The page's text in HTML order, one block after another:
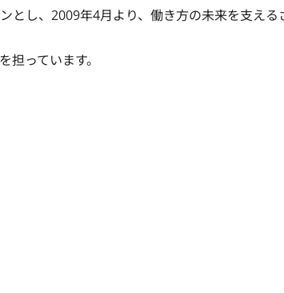
とし、2009年4月より、働き方の未来を支える
っています。